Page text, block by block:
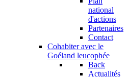
national
d'actions
Partenaires
Contact
Cohabiter avec le
Goéland leucophée
Back
Actualités